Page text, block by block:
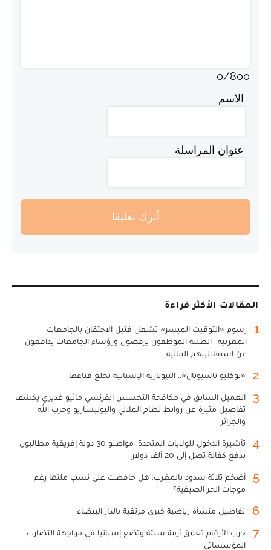
0/800
الاسم
عنوان المراسلة
أترك تعليقا
المقالات الأكثر قراءة
1
رسوم «التوقيت الميسر» تشعل فتيل الاحتقان بالجامعات
المغربية.. الطلبة الموظفون يرفضون ورؤساء الجامعات يدافعون
عن استقلاليتهم المالية
2 «نوكليو ناسيونال».. النيونازية الإسبانية تخلع قناعها
3
العميل السابق في مكافحة التجسس الفرنسي ماثيو غديري يكشف
تفاصيل مثيرة عن روابط نظام الملالي والبوليساريو وحزب الله
والجزائر
4
تأشيرة الدخول للولايات المتحدة: مواطنو 30 دولة إفريقية مطالبون
بدفع كفالة تصل إلى 20 ألف دولار
5
أضخم ثلاثة سدود بالمغرب: هل حافظت على نسب ملئها رغم
موجات الحر الصيفية؟
6 تفاصيل منشأة رياضية كبرى مرتقبة بالدار البيضاء
7
حرب الأرقام تعمق أزمة سبتة وتضع إسبانيا في مواجهة التضارب
المؤسساتي